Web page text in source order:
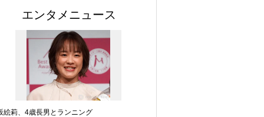
エンタメニュース
絵莉、4歳長男とランニング